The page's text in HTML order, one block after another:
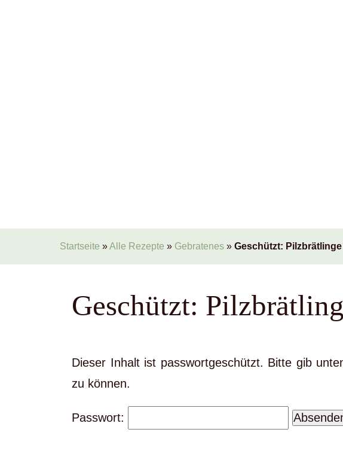
Startseite »Alle Rezepte » Gebratenes » Geschützt: Pilzbrätlinge
Geschützt:
Dieser Inhalt ist passwortgeschützt. Bitte gib
zu können.
Passwort: